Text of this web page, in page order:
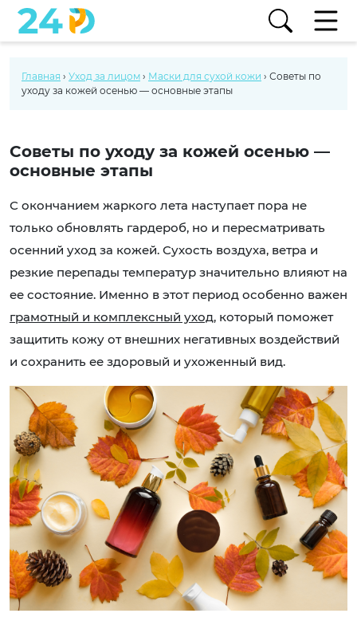
Главная › Уход за лицом › Маски для сухой кожи › Советы по
уходу за кожей осенью — основные этапы
Советы по уходу за кожей осенью —
основные этапы
С окончанием жаркого лета наступает пора не
только обновлять гардероб, но и пересматривать
осенний уход за кожей. Сухость воздуха, ветра и
резкие перепады температур значительно влияют на
ее состояние. Именно в этот период особенно важен
грамотный и комплексный уход, который поможет
защитить кожу от внешних негативных воздействий
и сохранить ее здоровый и ухоженный вид.